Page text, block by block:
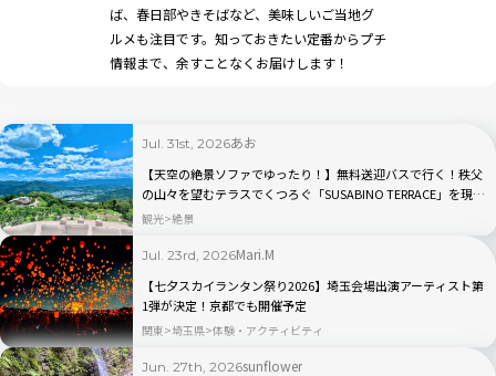
ば、春日部やきそばなど、美味しいご当地グ
ルメも注目です。知っておきたい定番からプチ
情報まで、余すことなくお届けします！
Jul. 31st, 2026あお
【天空の絶景ソファでゆったり！】無料送迎バスで行く！秩父
の山々を望むテラスでくつろぐ「SUSABINO TERRACE」を現地
レビュー｜埼玉県
観光 絶景
Jul. 23rd, 2026Mari.M
【七夕スカイランタン祭り2026】埼玉会場出演アーティスト第
1弾が決定！京都でも開催予定
関東 埼玉県 体験・アクティビティ
Jun. 27th, 2026sunflower